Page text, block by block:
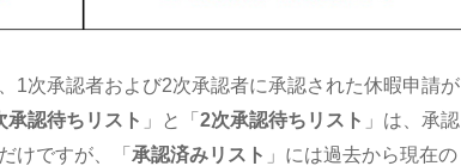
1次承認者および2次承認者に承認された休暇申請が
承認待ちリスト 」と「2次承認待ちリスト 」は、承認
けですが、「承認済みリスト 」には過去から現在の